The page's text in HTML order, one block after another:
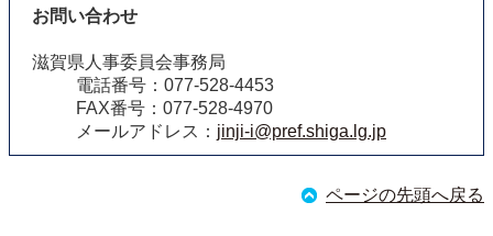
お問い合わせ
滋賀県人事委員会事務局
電話番号：077-528-4453
FAX番号：077-528-4970
メールアドレス： jinji-i@pref.shiga.lg.jp
ページの先頭へ戻る